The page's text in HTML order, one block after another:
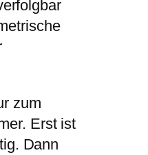
zum
Erst ist
Dann